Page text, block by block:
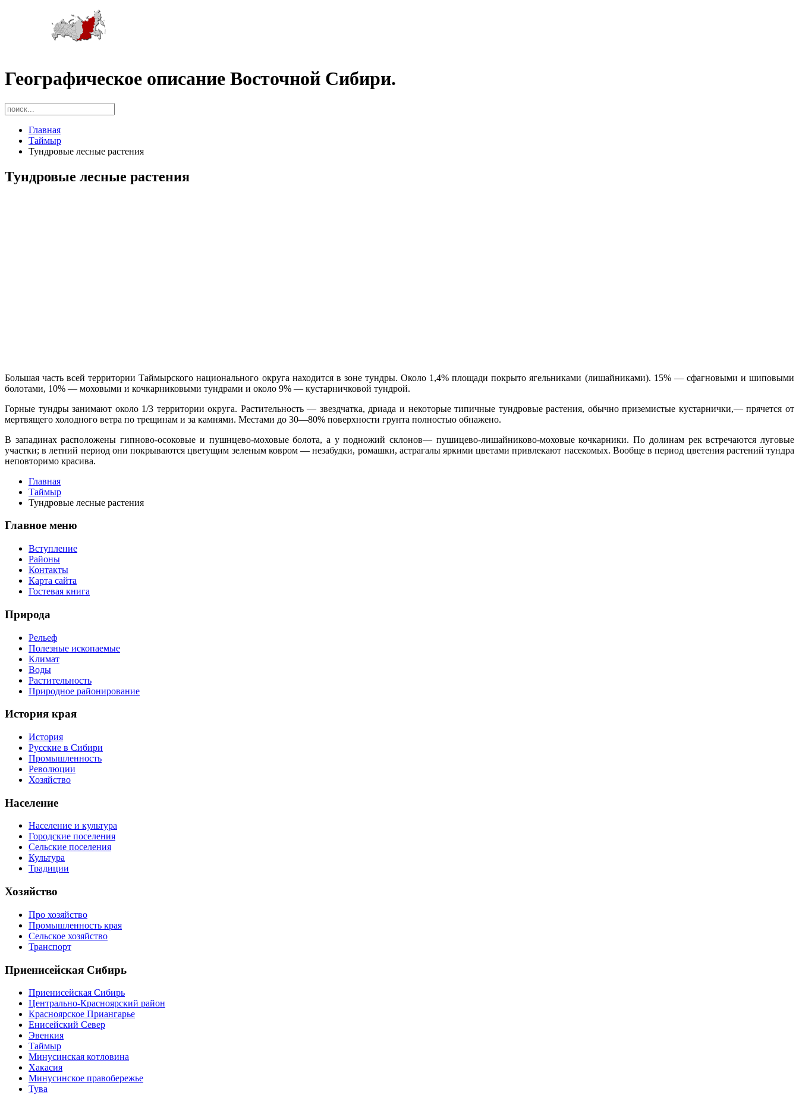
Географическое описание Восточной Сибири.
Главная
Таймыр
Тундровые лесные растения
Тундровые лесные растения
Большая часть всей территории Тай­мырского национального округа находит­ся в зоне тундры. Около 1,4% площа­ди покрыто ягельниками (лишайниками). 15% — сфагновыми и шиповыми
болота­ми, 10% — моховыми и кочкарниковыми тундрами и около 9% — кустарничковой тундрой.
Горные тундры занимают около 1/3 территории округа. Растительность — звездчатка, дриада и некоторые типичные тундровые растения, обычно приземистые кустарнички,— прячется от
мертвящего холодного ветра по трещинам и за кам­нями. Местами до 30—80% поверхности грунта полностью обнажено.
В западинах расположены гипново-осоковые и пушнцево-моховые болота, а у подножий скло­нов— пушицево-лишайниково-моховые коч­карники. По долинам рек встречаются луговые
участки; в летний период они по­крываются цветущим зеленым ковром — незабудки, ромашки, астрагалы яркими цветами привлекают насекомых. Вообще в период цветения растений тундра
непо­вторимо красива.
Главная
Таймыр
Тундровые лесные растения
Главное меню
Вступление
Районы
Контакты
Карта сайта
Гостевая книга
Природа
Рельеф
Полезные ископаемые
Климат
Воды
Растительность
Природное районирование
История края
История
Русские в Сибири
Промышленность
Революции
Хозяйство
Население
Население и культура
Городские поселения
Сельские поселения
Культура
Традиции
Хозяйство
Про хозяйство
Промышленность края
Сельское хозяйство
Транспорт
Приенисейская Сибирь
Приенисейская Сибирь
Центрально-Красноярский район
Красноярское Приангарье
Енисейский Север
Эвенкия
Таймыр
Минусинская котловина
Хакасия
Минусинское правобережье
Тува